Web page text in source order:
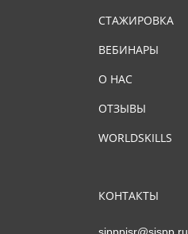
СТАЖИРОВКА
ВЕБИНАРЫ
О НАС
ОТЗЫВЫ
WORLDSKILLS
КОНТАКТЫ